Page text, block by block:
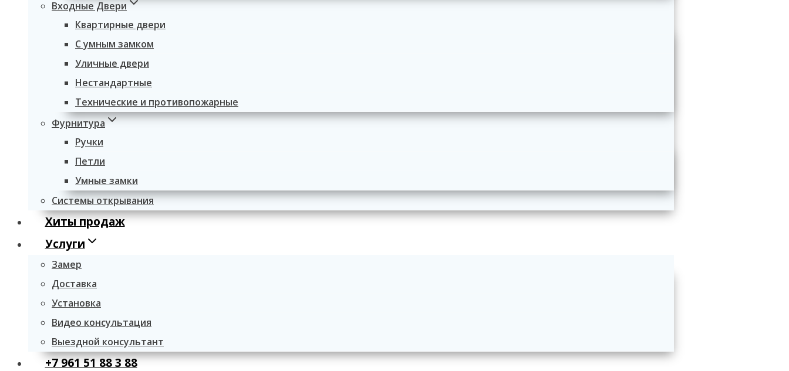
Входные Двери
Квартирные двери
С умным замком
Уличные двери
Нестандартные
Технические и противопожарные
Фурнитура
Ручки
Петли
Умные замки
Системы открывания
Хиты продаж
Услуги
Замер
Доставка
Установка
Видео консультация
Выездной консультант
+7 961 51 88 3 88